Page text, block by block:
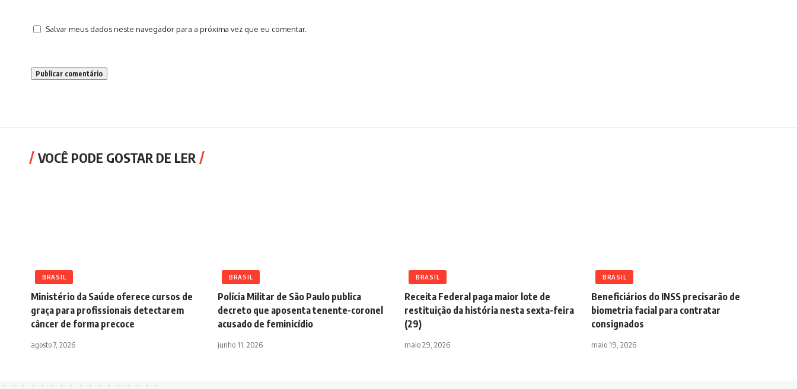
Salvar meus dados neste navegador para a próxima vez que eu comentar.
VOCÊ PODE GOSTAR DE LER
BRASIL
Ministério da Saúde oferece cursos de
graça para profissionais detectarem
câncer de forma precoce
agosto 7, 2026
BRASIL
Polícia Militar de São Paulo publica
decreto que aposenta tenente-coronel
acusado de feminicídio
junho 11, 2026
BRASIL
Receita Federal paga maior lote de
restituição da história nesta sexta-feira
(29)
maio 29, 2026
BRASIL
Beneficiários do INSS precisarão de
biometria facial para contratar
consignados
maio 19, 2026